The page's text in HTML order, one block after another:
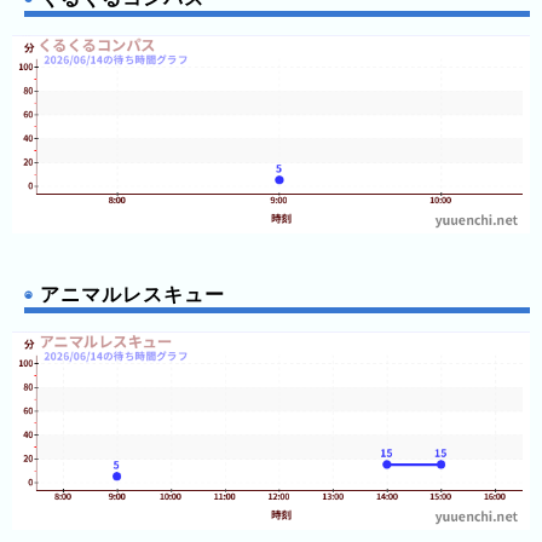
アニマルレスキュー